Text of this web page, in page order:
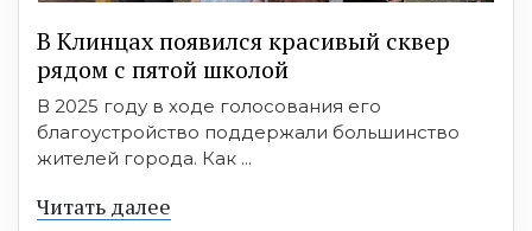
В Клинцах появился красивый сквер
рядом с пятой школой
В 2025 году в ходе голосования его
благоустройство поддержали большинство
жителей города. Как ...
Читать далее